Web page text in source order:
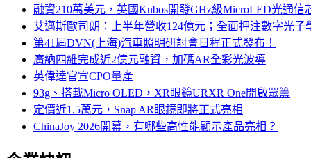
融資210萬美元，英國Kubos開發GHz級MicroLED光通信
艾邁斯歐司朗：上半年營收124億元；全面押注數字光子
第41屆DVN(上海)汽車照明研討會日程正式發布！
廣納四維完成近2億元融資，加碼AR全彩光波導
英偉達官宣CPO量產
93g、搭載Micro OLED，XR眼鏡URXR One開啟眾籌
定價近1.5萬元，Snap AR眼鏡即將正式亮相
ChinaJoy 2026開幕，有哪些高性能顯示產品亮相？